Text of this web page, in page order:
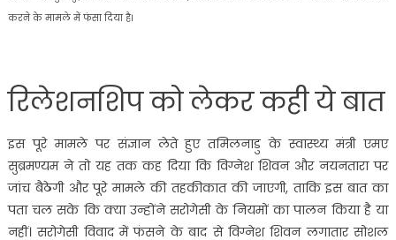
करने के मामले में फंसा दिया है।
रिलेशनशिप को लेकर कही ये बात
इस पूरे मामले पर संज्ञान लेते हुए तमिलनाडु के स्वास्थ्य मंत्री एमए
सुब्रमण्यम ने तो यह तक कह दिया कि विग्नेश शिवन और नयनतारा पर
जांच बैठेगी और पूरे मामले की तहकीकात की जाएगी, ताकि इस बात का
पता चल सके कि क्या उन्होंने सरोगेसी के नियमों का पालन किया है या
नहीं। सरोगेसी विवाद में फंसने के बाद से विग्नेश शिवन लगातार सोशल